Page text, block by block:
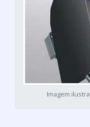
Imagem